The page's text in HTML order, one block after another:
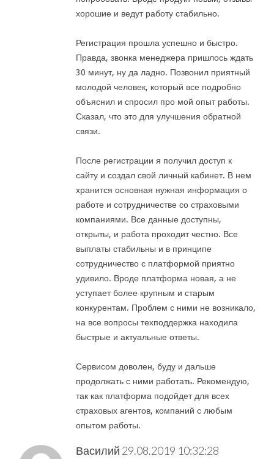
хорошие и ведут работу стабильно.
Регистрация прошла успешно и быстро.
Правда, звонка менеджера пришлось ждать
30 минут, ну да ладно. Позвонил приятный
молодой человек, который все подробно
объяснил и спросил про мой опыт работы.
Сказал, что это для улучшения обратной
связи.
После регистрации я получил доступ к
сайту и создал свой личный кабинет. В нем
хранится основная нужная информация о
работе и сотрудничестве со страховыми
компаниями. Все данные доступны,
открыты, и работа проходит честно. Все
выплаты стабильны и в принципе
сотрудничество с платформой приятно
удивило. Вроде платформа новая, а не
уступает более крупным и старым
конкурентам. Проблем с ними не возникало,
на все вопросы техподдержка находила
быстрые и актуальные ответы.
Сервисом доволен, буду и дальше
продолжать с ними работать. Рекомендую,
так как платформа подойдет для всех
страховых агентов, компаний с любым
опытом работы.
Василий 29.08.2019 10:32:28